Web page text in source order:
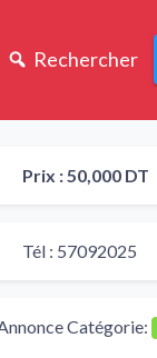
Rechercher
Prix : 50,000 DT
Tél : 57092025
Catégorie: